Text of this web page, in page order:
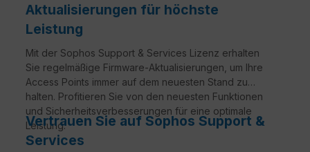
Aktualisierungen für höchste
Leistung
Mit der Sophos Support & Services Lizenz erhalten
Sie regelmäßige Firmware-Aktualisierungen, um Ihre
Access Points immer auf dem neuesten Stand zu
halten. Profitieren Sie von den neuesten Funktionen
und Sicherheitsverbesserungen für eine optimale
Leistung.
Vertrauen Sie auf Sophos Support &
Services